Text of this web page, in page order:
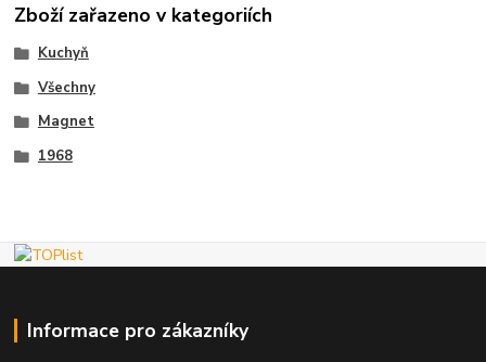
Zboží zařazeno v kategoriích
Kuchyň
Všechny
Magnet
1968
Informace pro zákazníky